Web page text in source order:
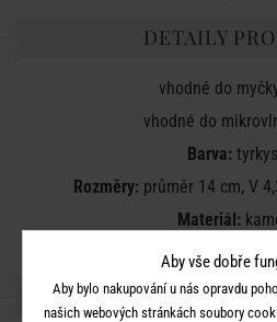
DETAILY
vhodné do
vhodné do
Barva:
Rozměry: průměr 14 cm, V
Materiál:
SDÍLEJTE S
Aby vše dobře
Aby bylo nakupování u nás opravdu
našich webových stránkách soubory